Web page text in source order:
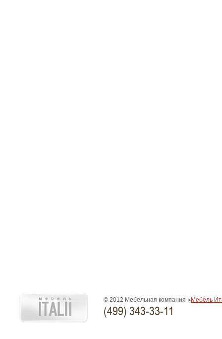
© 2012 Мебельная компания « Мебель
(499) 343-33-11